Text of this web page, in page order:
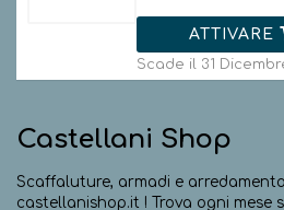
ATTIVARE
Scade il 31
Castellani Shop
Scaffaluture, armadi e
castellanishop.it ! Trova ogni mese